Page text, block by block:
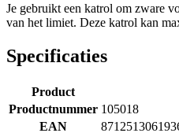
Je gebruikt een katrol om zware
van het limiet. Deze katrol kan
Specificaties
Product
Productnummer 105018
EAN